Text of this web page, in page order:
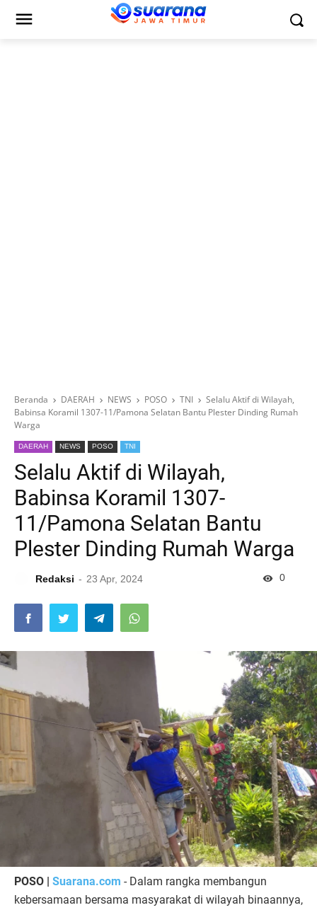
Beranda DAERAH NEWS POSO TNI
Selalu Aktif di Wilayah,
Babinsa Koramil 1307-11/Pamona Selatan Bantu Plester Dinding Rumah
Warga
DAERAH NEWS POSO TNI
Selalu Aktif di Wilayah,
Babinsa Koramil 1307-
11/Pamona Selatan Bantu
Plester Dinding Rumah Warga
Redaksi 23 Apr, 2024 0
POSO | Suarana.com - Dalam rangka membangun
kebersamaan bersama masyarakat di wilayah binaannya,